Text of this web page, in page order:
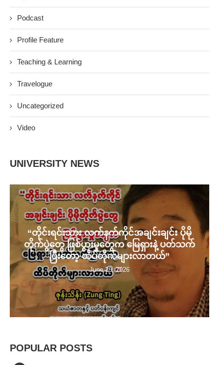
Podcast
Profile Feature
Teaching & Learning
Travelogue
Uncategorized
Video
UNIVERSITY NEWS
“တိုင်းရင်းသား လက်နက်ကိုင်အချင်းချင်း ပိုမို
တိုက်ပွဲတွေ ဖြစ်ပွားမှုတွေက မြေရှားနဲ့ ပတ်သက်
ပြီးတော့ ထိပ်တိုက်များလာတယ်”
June 20, 2026
POPULAR POSTS